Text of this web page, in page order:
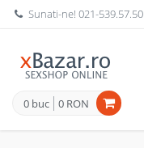
Sunati-ne!021-539.57.50
0 buc 0 RON